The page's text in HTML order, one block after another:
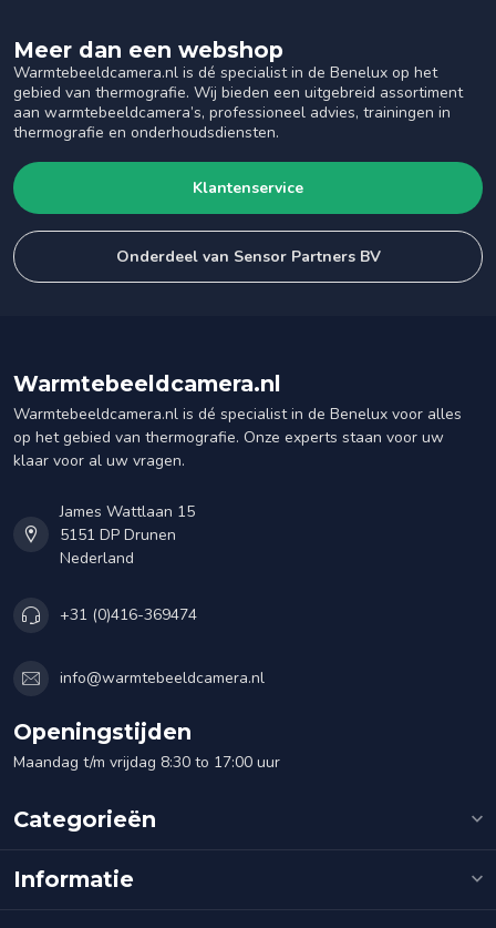
Meer dan een webshop
Warmtebeeldcamera.nl is dé specialist in de Benelux op het
gebied van thermografie. Wij bieden een uitgebreid assortiment
aan warmtebeeldcamera’s, professioneel advies, trainingen in
thermografie en onderhoudsdiensten.
Klantenservice
Onderdeel van Sensor Partners BV
Warmtebeeldcamera.nl
Warmtebeeldcamera.nl is dé specialist in de Benelux voor alles
op het gebied van thermografie. Onze experts staan voor uw
klaar voor al uw vragen.
James Wattlaan 15
5151 DP Drunen
Nederland
+31 (0)416-369474
info@warmtebeeldcamera.nl
Openingstijden
Maandag t/m vrijdag 8:30 to 17:00 uur
Categorieën
Informatie